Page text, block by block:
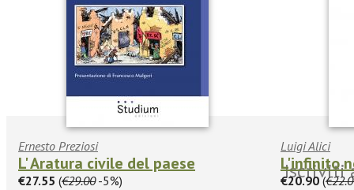
Ernesto Preziosi
L' Aratura civile del paese
€27.55 (€29.00-5%)
Luigi Alici
L'infinito
€20.90 (
Iscriviti